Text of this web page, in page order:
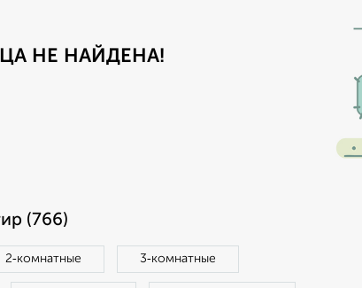
НЕ НАЙДЕНА!
(766)
2‑комнатные 3‑комнатные